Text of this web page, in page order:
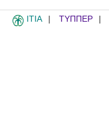
ITIA ΤΥΠΠΕΡ